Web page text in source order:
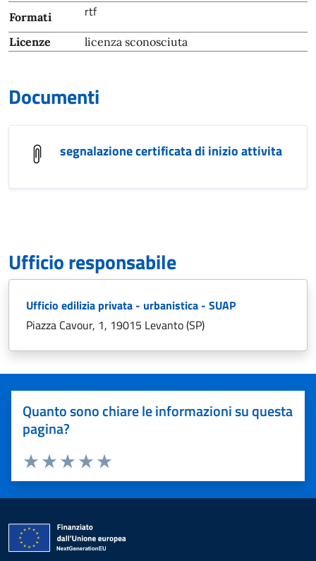
Formati
rtf
Licenze licenza sconosciuta
Documenti
segnalazione certificata di inizio attivita
Ufficio responsabile
Ufficio edilizia privata - urbanistica - SUAP
Piazza Cavour, 1, 19015 Levanto (SP)
Quanto sono chiare le informazioni su questa
pagina?
Valuta 5 stelle su 5
Valuta 4 stelle su 5
Valuta 3 stelle su 5
Valuta 2 stelle su 5
Valuta 1 stelle su 5